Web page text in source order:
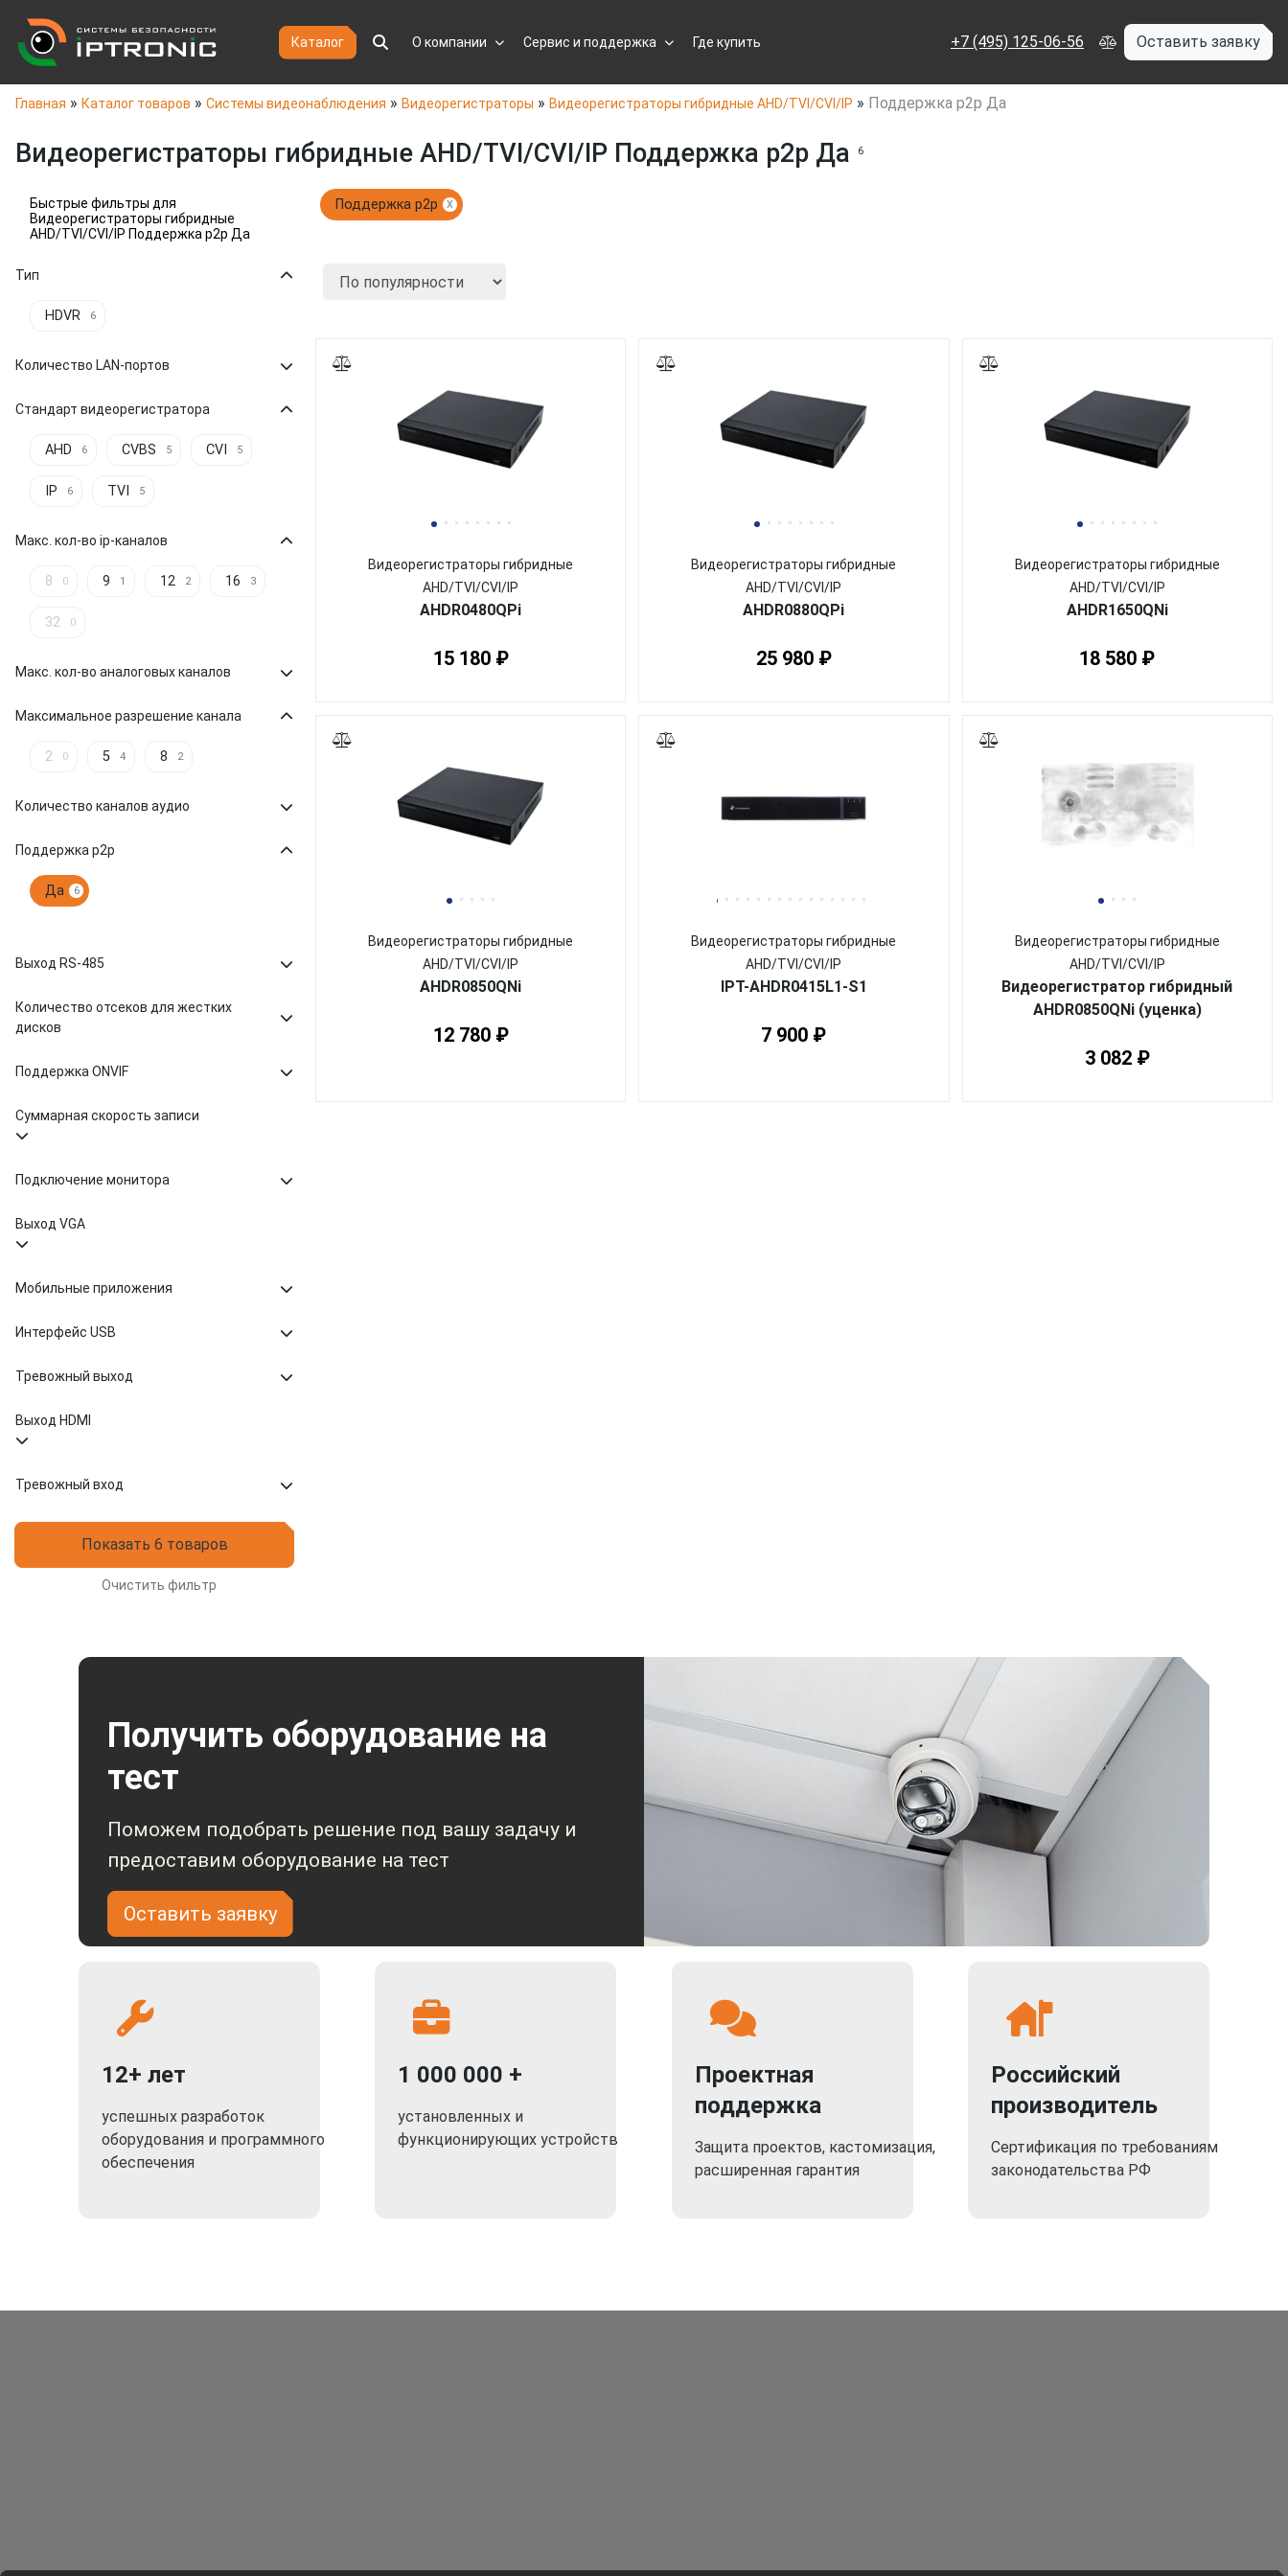
Каталог О компании Сервис и поддержка Где купить +7 (495) 125-06-56 Оставить заявку
Главная » Каталог товаров » Системы видеонаблюдения » Видеорегистраторы » Видеорегистраторы гибридные AHD/TVI/CVI/IP » Поддержка p2p Да
Видеорегистраторы гибридные AHD/TVI/CVI/IP Поддержка p2p Да 6
Быстрые фильтры для
Видеорегистраторы гибридные
AHD/TVI/CVI/IP Поддержка p2p Да
Тип
HDVR 6
Количество LAN-портов
Стандарт видеорегистратора
AHD 6 CVBS 5 CVI 5
IP 6 TVI 5
Макс. кол-во ip-каналов
8 0 9 1 12 2 16 3
32 0
Макс. кол-во аналоговых каналов
Максимальное разрешение канала
2 0 5 4 8 2
Количество каналов аудио
Поддержка p2p
Да 6
Выход RS-485
Количество отсеков для жестких
дисков
Поддержка ONVIF
Суммарная скорость записи
Подключение монитора
Выход VGA
Мобильные приложения
Интерфейс USB
Тревожный выход
Выход HDMI
Тревожный вход
Показать 6 товаров
Очистить фильтр
Поддержка p2p X
Видеорегистраторы гибридные
AHD/TVI/CVI/IP
AHDR0480QPi
15 180 ₽
Видеорегистраторы гибридные
AHD/TVI/CVI/IP
AHDR0880QPi
25 980 ₽
Видеорегистраторы гибридные
AHD/TVI/CVI/IP
AHDR1650QNi
18 580 ₽
Видеорегистраторы гибридные
AHD/TVI/CVI/IP
AHDR0850QNi
12 780 ₽
Видеорегистраторы гибридные
AHD/TVI/CVI/IP
IPT-AHDR0415L1-S1
7 900 ₽
Видеорегистраторы гибридные
AHD/TVI/CVI/IP
Видеорегистратор гибридный
AHDR0850QNi (уценка)
3 082 ₽
Получить оборудование на
тест
Поможем подобрать решение под вашу задачу и
предоставим оборудование на тест
Оставить заявку
12+ лет
успешных разработок
оборудования и программного
обеспечения
1 000 000 +
установленных и
функционирующих устройств
Проектная
поддержка
Защита проектов, кастомизация,
расширенная гарантия
Российский
производитель
Сертификация по требованиям
законодательства РФ